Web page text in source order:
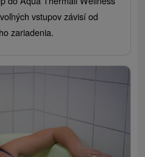
vstupov závisí od
zariadenia.